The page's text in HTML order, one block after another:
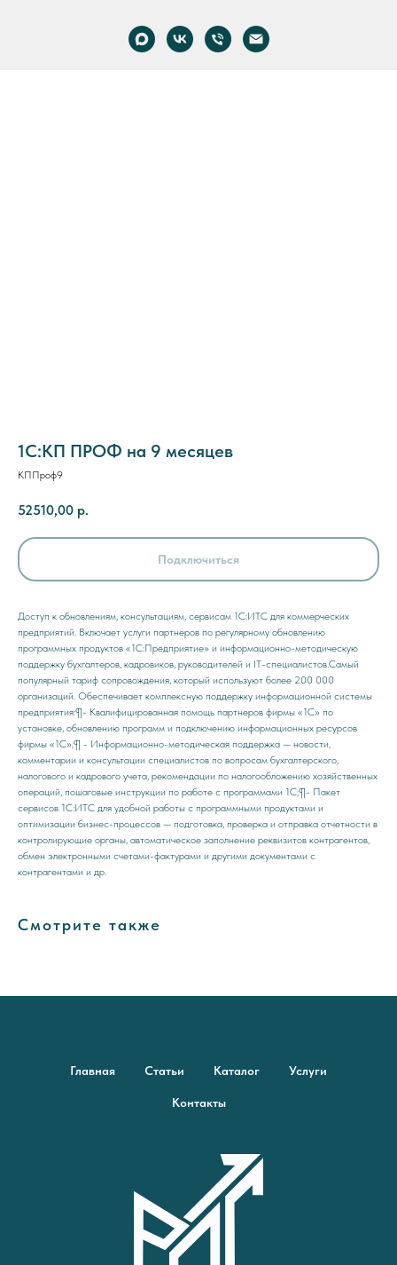
1С:КП ПРОФ на 9 месяцев
КППроф9
52510,00 р.
Подключиться
Доступ к обновлениям, консультациям, сервисам 1С:ИТС для коммерческих
предприятий. Включает услуги партнеров по регулярному обновлению
программных продуктов «1С:Предприятие» и информационно-методическую
поддержку бухгалтеров, кадровиков, руководителей и IT-специалистов.Самый
популярный тариф сопровождения, который используют более 200 000
организаций. Обеспечивает комплексную поддержку информационной системы
предприятия:¶- Квалифицированная помощь партнеров фирмы «1С» по
установке, обновлению программ и подключению информационных ресурсов
фирмы «1С»;¶ - Информационно-методическая поддержка — новости,
комментарии и консультации специалистов по вопросам бухгалтерского,
налогового и кадрового учета, рекомендации по налогообложению хозяйственных
операций, пошаговые инструкции по работе с программами 1С;¶- Пакет
сервисов 1С:ИТС для удобной работы с программными продуктами и
оптимизации бизнес-процессов — подготовка, проверка и отправка отчетности в
контролирующие органы, автоматическое заполнение реквизитов контрагентов,
обмен электронными счетами-фактурами и другими документами с
контрагентами и др.
Смотрите также
Главная Статьи Каталог Услуги
Контакты